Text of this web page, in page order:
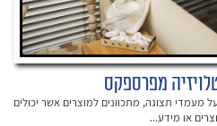
מפרספקס
מעמדי תצוגה, מתכוונים למוצרים אשר יכולים
או מידע...